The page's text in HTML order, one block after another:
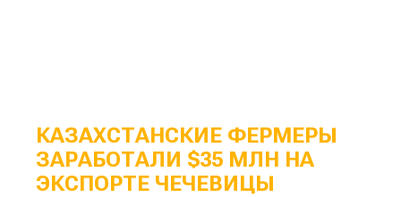
КАЗАХСТАНСКИЕ ФЕРМЕРЫ
ЗАРАБОТАЛИ $35 МЛН НА
ЭКСПОРТЕ ЧЕЧЕВИЦЫ